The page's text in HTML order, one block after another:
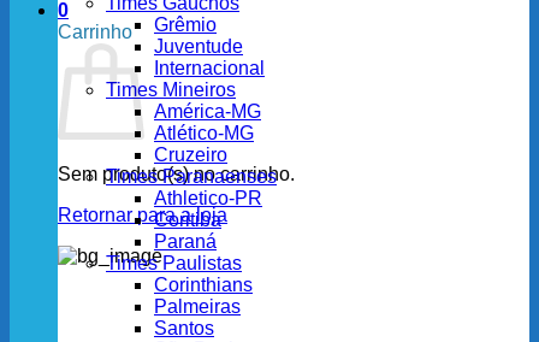
0
Carrinho
Sem produto(s) no carrinho.
Retornar para a loja
Grêmio
Juventude
Internacional
Times Mineiros
América-MG
Atlético-MG
Cruzeiro
Times Paranaenses
Athletico-PR
Coritiba
Paraná
Times Paulistas
Corinthians
Palmeiras
Santos